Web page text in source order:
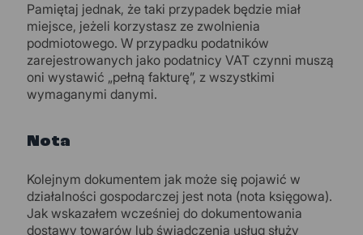
Pamiętaj jednak, że taki przypadek będzie miał
miejsce, jeżeli korzystasz ze zwolnienia
podmiotowego. W przypadku podatników
zarejestrowanych jako podatnicy VAT czynni muszą
oni wystawić „pełną fakturę”, z wszystkimi
wymaganymi danymi.
Nota
Kolejnym dokumentem jak może się pojawić w
działalności gospodarczej jest nota (nota księgowa).
Jak wskazałem wcześniej do dokumentowania
dostawy towarów lub świadczenia usług służy